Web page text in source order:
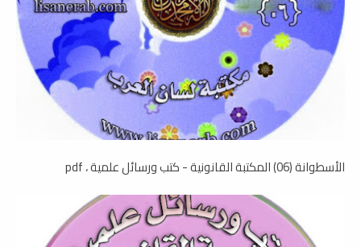
الأسطوانة (06) المكتبة القانونية - كتب ورسائل علمية ، pdf